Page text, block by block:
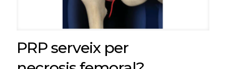
PRP serveix per